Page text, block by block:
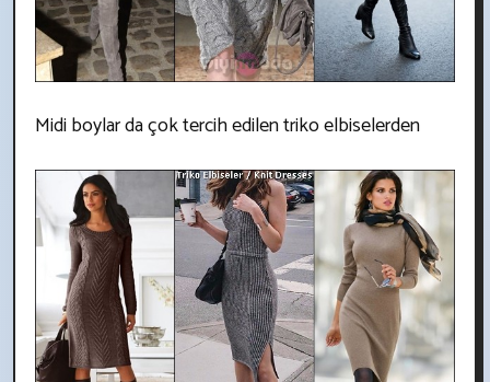
Midi boylar da çok tercih edilen triko elbiselerden